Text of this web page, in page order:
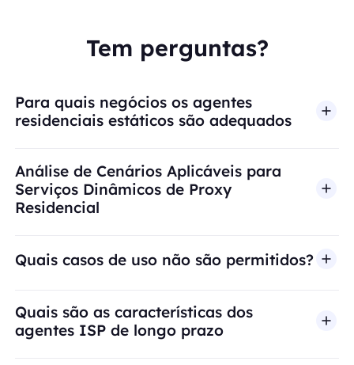
Tem perguntas?
Para quais negócios os agentes
residenciais estáticos são adequados
Análise de Cenários Aplicáveis para
Serviços Dinâmicos de Proxy
Residencial
Quais casos de uso não são permitidos?
A BestProxy não oferece suporte a fraude,
Quais são as características dos
agentes ISP de longo prazo